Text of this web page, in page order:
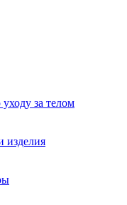
за телом
изделия